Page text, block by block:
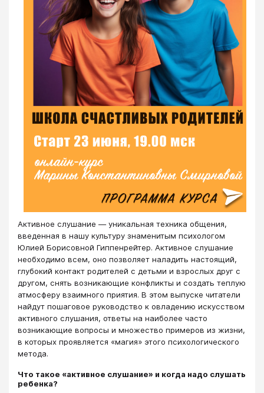
Активное слушание ― уникальная техника общения,
введенная в нашу культуру знаменитым психологом
Юлией Борисовной Гиппенрейтер. Активное слушание
необходимо всем, оно позволяет наладить настоящий,
глубокий контакт родителей с детьми и взрослых друг с
другом, снять возникающие конфликты и создать теплую
атмосферу взаимного приятия. В этом выпуске читатели
найдут пошаговое руководство к овладению искусством
активного слушания, ответы на наиболее часто
возникающие вопросы и множество примеров из жизни,
в которых проявляется «магия» этого психологического
метода.
Что такое «активное слушание» и когда надо слушать
ребенка?